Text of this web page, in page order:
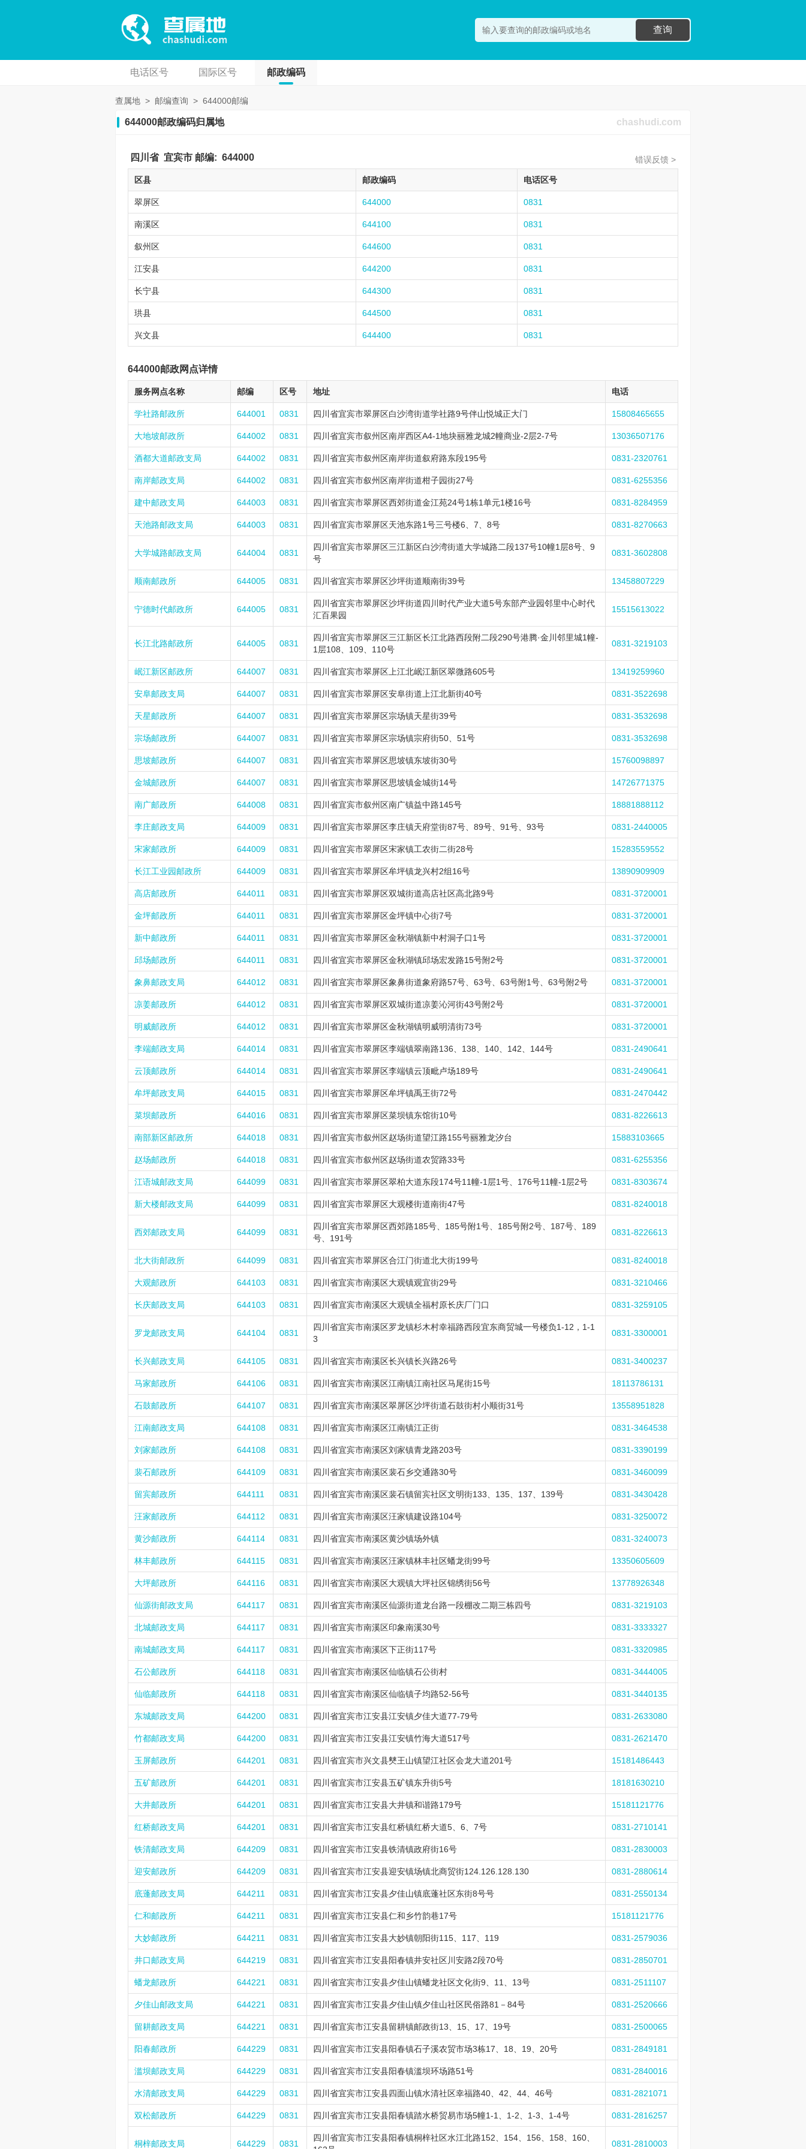
查询
电话区号 国际区号 邮政编码
查属地 > 邮编查询 > 644000邮编
644000邮政编码归属地 chashudi.com
四川省 宜宾市 邮编: 644000 错误反馈 >
区县 邮政编码 电话区号
翠屏区 644000 0831
南溪区 644100 0831
叙州区 644600 0831
江安县 644200 0831
长宁县 644300 0831
珙县 644500 0831
兴文县 644400 0831
644000邮政网点详情
服务网点名称 邮编 区号 地址 电话
学社路邮政所 644001 0831 四川省宜宾市翠屏区白沙湾街道学社路9号伴山悦城正大门 15808465655
大地坡邮政所 644002 0831 四川省宜宾市叙州区南岸西区A4-1地块丽雅龙城2幢商业-2层2-7号 13036507176
酒都大道邮政支局 644002 0831 四川省宜宾市叙州区南岸街道叙府路东段195号 0831-2320761
南岸邮政支局 644002 0831 四川省宜宾市叙州区南岸街道柑子园街27号 0831-6255356
建中邮政支局 644003 0831 四川省宜宾市翠屏区西郊街道金江苑24号1栋1单元1楼16号 0831-8284959
天池路邮政支局 644003 0831 四川省宜宾市翠屏区天池东路1号三号楼6、7、8号 0831-8270663
大学城路邮政支局 644004 0831
四川省宜宾市翠屏区三江新区白沙湾街道大学城路二段137号10幢1层8号、9
号
0831-3602808
顺南邮政所 644005 0831 四川省宜宾市翠屏区沙坪街道顺南街39号 13458807229
宁德时代邮政所 644005 0831
四川省宜宾市翠屏区沙坪街道四川时代产业大道5号东部产业园邻里中心时代
汇百果园
15515613022
长江北路邮政所 644005 0831
四川省宜宾市翠屏区三江新区长江北路西段附二段290号港腾·金川邻里城1幢-
1层108、109、110号
0831-3219103
岷江新区邮政所 644007 0831 四川省宜宾市翠屏区上江北岷江新区翠微路605号 13419259960
安阜邮政支局 644007 0831 四川省宜宾市翠屏区安阜街道上江北新街40号 0831-3522698
天星邮政所 644007 0831 四川省宜宾市翠屏区宗场镇天星街39号 0831-3532698
宗场邮政所 644007 0831 四川省宜宾市翠屏区宗场镇宗府街50、51号 0831-3532698
思坡邮政所 644007 0831 四川省宜宾市翠屏区思坡镇东坡街30号 15760098897
金城邮政所 644007 0831 四川省宜宾市翠屏区思坡镇金城街14号 14726771375
南广邮政所 644008 0831 四川省宜宾市叙州区南广镇益中路145号 18881888112
李庄邮政支局 644009 0831 四川省宜宾市翠屏区李庄镇天府堂街87号、89号、91号、93号 0831-2440005
宋家邮政所 644009 0831 四川省宜宾市翠屏区宋家镇工农街二街28号 15283559552
长江工业园邮政所 644009 0831 四川省宜宾市翠屏区牟坪镇龙兴村2组16号 13890909909
高店邮政所 644011 0831 四川省宜宾市翠屏区双城街道高店社区高北路9号 0831-3720001
金坪邮政所 644011 0831 四川省宜宾市翠屏区金坪镇中心街7号 0831-3720001
新中邮政所 644011 0831 四川省宜宾市翠屏区金秋湖镇新中村洞子口1号 0831-3720001
邱场邮政所 644011 0831 四川省宜宾市翠屏区金秋湖镇邱场宏发路15号附2号 0831-3720001
象鼻邮政支局 644012 0831 四川省宜宾市翠屏区象鼻街道象府路57号、63号、63号附1号、63号附2号 0831-3720001
凉姜邮政所 644012 0831 四川省宜宾市翠屏区双城街道凉姜沁河街43号附2号 0831-3720001
明威邮政所 644012 0831 四川省宜宾市翠屏区金秋湖镇明威明清街73号 0831-3720001
李端邮政支局 644014 0831 四川省宜宾市翠屏区李端镇翠南路136、138、140、142、144号 0831-2490641
云顶邮政所 644014 0831 四川省宜宾市翠屏区李端镇云顶毗卢场189号 0831-2490641
牟坪邮政支局 644015 0831 四川省宜宾市翠屏区牟坪镇禹王街72号 0831-2470442
菜坝邮政所 644016 0831 四川省宜宾市翠屏区菜坝镇东馆街10号 0831-8226613
南部新区邮政所 644018 0831 四川省宜宾市叙州区赵场街道望江路155号丽雅龙汐台 15883103665
赵场邮政所 644018 0831 四川省宜宾市叙州区赵场街道农贸路33号 0831-6255356
江语城邮政支局 644099 0831 四川省宜宾市翠屏区翠柏大道东段174号11幢-1层1号、176号11幢-1层2号 0831-8303674
新大楼邮政支局 644099 0831 四川省宜宾市翠屏区大观楼街道南街47号 0831-8240018
西郊邮政支局 644099 0831
四川省宜宾市翠屏区西郊路185号、185号附1号、185号附2号、187号、189
号、191号
0831-8226613
北大街邮政所 644099 0831 四川省宜宾市翠屏区合江门街道北大街199号 0831-8240018
大观邮政所 644103 0831 四川省宜宾市南溪区大观镇观宜街29号 0831-3210466
长庆邮政支局 644103 0831 四川省宜宾市南溪区大观镇全福村原长庆厂门口 0831-3259105
罗龙邮政支局 644104 0831
四川省宜宾市南溪区罗龙镇杉木村幸福路西段宜东商贸城一号楼负1-12，1-1
3
0831-3300001
长兴邮政支局 644105 0831 四川省宜宾市南溪区长兴镇长兴路26号 0831-3400237
马家邮政所 644106 0831 四川省宜宾市南溪区江南镇江南社区马尾街15号 18113786131
石鼓邮政所 644107 0831 四川省宜宾市南溪区翠屏区沙坪街道石鼓街村小顺街31号 13558951828
江南邮政支局 644108 0831 四川省宜宾市南溪区江南镇江正街 0831-3464538
刘家邮政所 644108 0831 四川省宜宾市南溪区刘家镇青龙路203号 0831-3390199
裴石邮政所 644109 0831 四川省宜宾市南溪区裴石乡交通路30号 0831-3460099
留宾邮政所 644111 0831 四川省宜宾市南溪区裴石镇留宾社区文明街133、135、137、139号 0831-3430428
汪家邮政所 644112 0831 四川省宜宾市南溪区汪家镇建设路104号 0831-3250072
黄沙邮政所 644114 0831 四川省宜宾市南溪区黄沙镇场外镇 0831-3240073
林丰邮政所 644115 0831 四川省宜宾市南溪区汪家镇林丰社区蟠龙街99号 13350605609
大坪邮政所 644116 0831 四川省宜宾市南溪区大观镇大坪社区锦绣街56号 13778926348
仙源街邮政支局 644117 0831 四川省宜宾市南溪区仙源街道龙台路一段棚改二期三栋四号 0831-3219103
北城邮政支局 644117 0831 四川省宜宾市南溪区印象南溪30号 0831-3333327
南城邮政支局 644117 0831 四川省宜宾市南溪区下正街117号 0831-3320985
石公邮政所 644118 0831 四川省宜宾市南溪区仙临镇石公街村 0831-3444005
仙临邮政所 644118 0831 四川省宜宾市南溪区仙临镇子均路52-56号 0831-3440135
东城邮政支局 644200 0831 四川省宜宾市江安县江安镇夕佳大道77-79号 0831-2633080
竹都邮政支局 644200 0831 四川省宜宾市江安县江安镇竹海大道517号 0831-2621470
玉屏邮政所 644201 0831 四川省宜宾市兴文县僰王山镇望江社区会龙大道201号 15181486443
五矿邮政所 644201 0831 四川省宜宾市江安县五矿镇东升街5号 18181630210
大井邮政所 644201 0831 四川省宜宾市江安县大井镇和谐路179号 15181121776
红桥邮政支局 644201 0831 四川省宜宾市江安县红桥镇红桥大道5、6、7号 0831-2710141
铁清邮政支局 644209 0831 四川省宜宾市江安县铁清镇政府街16号 0831-2830003
迎安邮政所 644209 0831 四川省宜宾市江安县迎安镇场镇北商贸街124.126.128.130 0831-2880614
底蓬邮政支局 644211 0831 四川省宜宾市江安县夕佳山镇底蓬社区东街8号号 0831-2550134
仁和邮政所 644211 0831 四川省宜宾市江安县仁和乡竹韵巷17号 15181121776
大妙邮政所 644211 0831 四川省宜宾市江安县大妙镇朝阳街115、117、119 0831-2579036
井口邮政支局 644219 0831 四川省宜宾市江安县阳春镇井安社区川安路2段70号 0831-2850701
蟠龙邮政所 644221 0831 四川省宜宾市江安县夕佳山镇蟠龙社区文化街9、11、13号 0831-2511107
夕佳山邮政支局 644221 0831 四川省宜宾市江安县夕佳山镇夕佳山社区民俗路81－84号 0831-2520666
留耕邮政支局 644221 0831 四川省宜宾市江安县留耕镇邮政街13、15、17、19号 0831-2500065
阳春邮政所 644229 0831 四川省宜宾市江安县阳春镇石子溪农贸市场3栋17、18、19、20号 0831-2849181
滥坝邮政支局 644229 0831 四川省宜宾市江安县阳春镇滥坝环场路51号 0831-2840016
水清邮政支局 644229 0831 四川省宜宾市江安县四面山镇水清社区幸福路40、42、44、46号 0831-2821071
双松邮政所 644229 0831 四川省宜宾市江安县阳春镇踏水桥贸易市场5幢1-1、1-2、1-3、1-4号 0831-2816257
桐梓邮政支局 644229 0831
四川省宜宾市江安县阳春镇桐梓社区水江北路152、154、156、158、160、
0831-2810003